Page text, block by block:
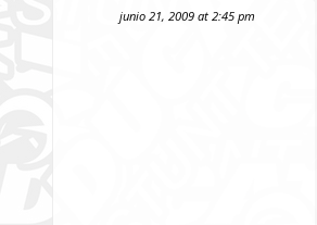
junio 21, 2009 at 2:45 pm